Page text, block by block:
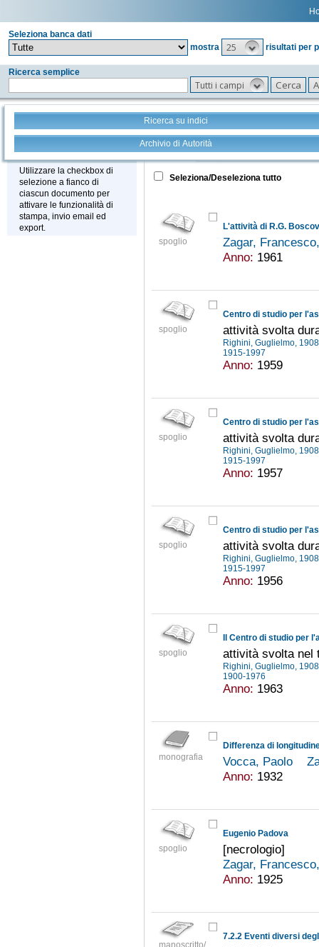
Seleziona banca dati
mostra
25 risultati per
Ricerca semplice
Tutti i campi
Ricerca su indici
Archivio di Autorità
Stampa - Email - Export
Utilizzare la checkbox di
selezione a fianco di
ciascun documento per
attivare le funzionalità di
stampa, invio email ed
export.
Tutto +
Seleziona/Deseleziona tutto
spoglio
L'attività di R.G.
Zagar,
Anno: 1961
spoglio
Centro di studio per
attività svolta
Righini, Guglielmo,
1915-1997
Anno: 1959
spoglio
Centro di studio per
attività svolta
Righini, Guglielmo,
1915-1997
Anno: 1957
spoglio
Centro di studio per
attività svolta
Righini, Guglielmo,
1915-1997
Anno: 1956
spoglio
Il Centro di studio per
attività svolta nel
Righini, Guglielmo,
1900-1976
Anno: 1963
monografia
Differenza di
Vocca, Paolo
Anno: 1932
spoglio
Eugenio Padova
[necrologio]
Zagar,
Anno: 1925
7.2.2 Eventi diversi